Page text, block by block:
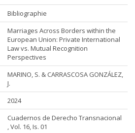
Bibliographie
Marriages Across Borders within the
European Union: Private International
Law vs. Mutual Recognition
Perspectives
MARINO, S. & CARRASCOSA GONZÁLEZ,
J.
2024
Cuadernos de Derecho Transnacional
, Vol. 16, Is. 01